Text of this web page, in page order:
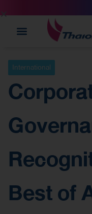
International
Best of